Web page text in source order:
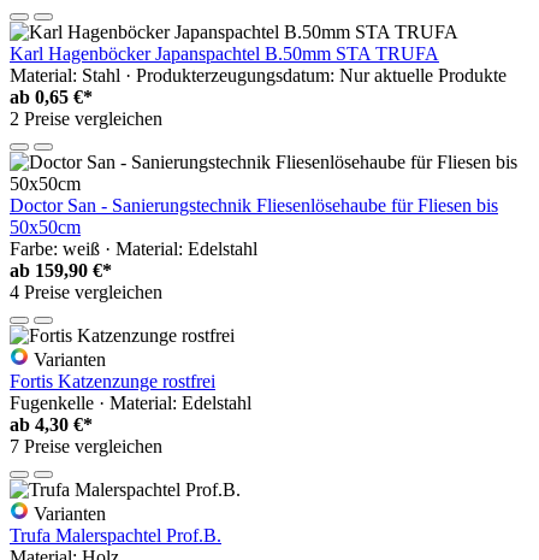
Karl Hagenböcker Japanspachtel B.50mm STA TRUFA
Material: Stahl · Produkterzeugungsdatum: Nur aktuelle Produkte
ab 0,65 €*
2 Preise vergleichen
Doctor San - Sanierungstechnik Fliesenlösehaube für Fliesen bis
50x50cm
Farbe: weiß · Material: Edelstahl
ab 159,90 €*
4 Preise vergleichen
Varianten
Fortis Katzenzunge rostfrei
Fugenkelle · Material: Edelstahl
ab 4,30 €*
7 Preise vergleichen
Varianten
Trufa Malerspachtel Prof.B.